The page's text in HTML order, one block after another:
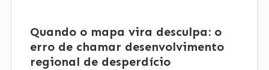
Quando o mapa vira desculpa: o
erro de chamar desenvolvimento
regional de desperdício